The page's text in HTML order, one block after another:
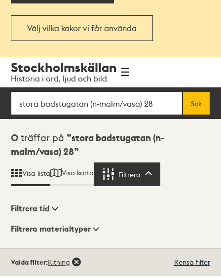
Välj vilka kakor vi får använda
navigationen
huvudinnehållet
Stockholmskällan
Historia i ord, ljud och bild
Sök
Sök
Sökresultat
0 träffar på
stora badstugatan (n-
malm/vasa) 28
Visa lista Visa karta Filtrera
Visningsläge
Filtrera tid
Filtrera materialtyper
träffar
Valda filter:Ritning Rensa filter